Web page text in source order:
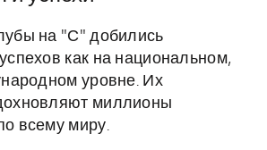
на "С" добились
как на национальном,
уровне. Их
миллионы
всему миру.